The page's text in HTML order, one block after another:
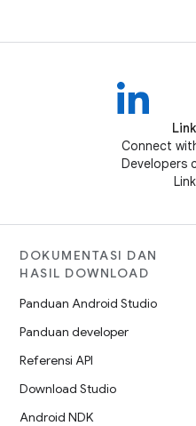
Connect
Developers
DOKUMENTASI DAN
HASIL DOWNLOAD
Panduan Android Studio
Panduan developer
Referensi API
Download Studio
Android NDK